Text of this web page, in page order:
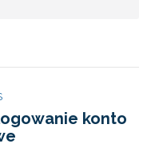
konto